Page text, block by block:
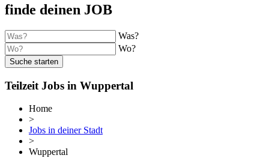
finde deinen JOB
Was?
Wo?
Suche starten
Teilzeit Jobs in Wuppertal
Home
>
Jobs in deiner Stadt
>
Wuppertal